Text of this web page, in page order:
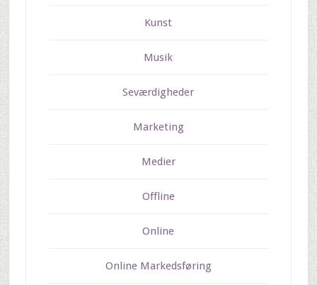
Kunst
Musik
Seværdigheder
Marketing
Medier
Offline
Online
Online Markedsføring